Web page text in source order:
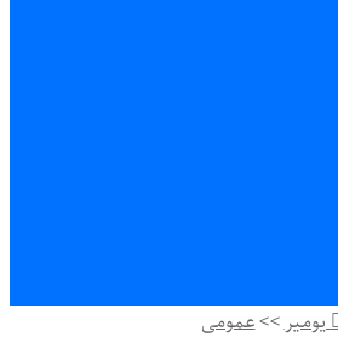
یومیر>>عمومی